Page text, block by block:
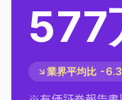
577
業界平均比 -